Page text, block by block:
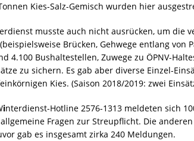
Kies-Salz-Gemisch wurden hier
musste auch nicht ausrücken, um die
Brücken, Gehwege entlang von
4.100 Bushaltestellen, Zuwege zu ÖPNV-
zu sichern. Es gab aber diverse Einzel-
Kies. (Saison 2018/2019: zwei
interdienst-Hotline 2576-1313 meldeten sich
Fragen zur Streupflicht. Die
gab es insgesamt zirka 240 Meldungen.